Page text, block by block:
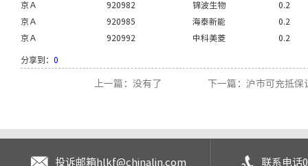
京Ａ
920982 锦波生物
0.2
京Ａ
920985 海泰新能
0.2
京Ａ
920992 中科美菱 0.2
分享到： 0
上一篇：没有了 下一篇：沪市可充抵保
投诉邮箱 hlkf@chinalin.com 联系电话